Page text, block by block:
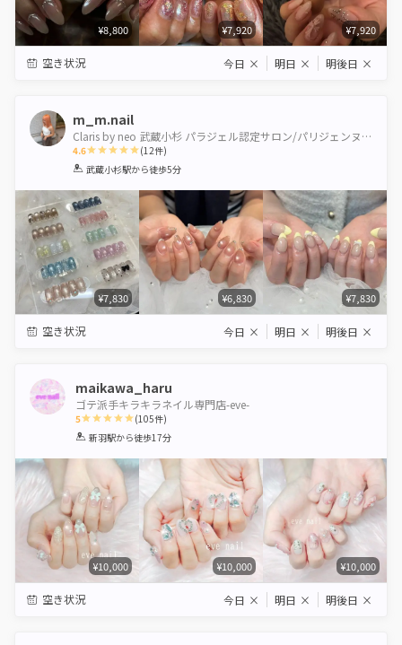
¥8,800 ¥7,920 ¥7,920
空き状況 今日 × 明日 × 明後日 ×
m_m.nail
Claris by neo 武蔵小杉 パラジェル認定サロン/パリジェンヌ＆healthy導入サロン
4.6
1 2 3 4 5
(12件)
武蔵小杉駅から徒歩5分
¥7,830 ¥6,830 ¥7,830
空き状況 今日 × 明日 × 明後日 ×
maikawa_haru
ゴテ派手キラキラネイル専門店-eve-
5
1 2 3 4 5
(105件)
新羽駅から徒歩17分
¥10,000 ¥10,000 ¥10,000
空き状況 今日 × 明日 × 明後日 ×